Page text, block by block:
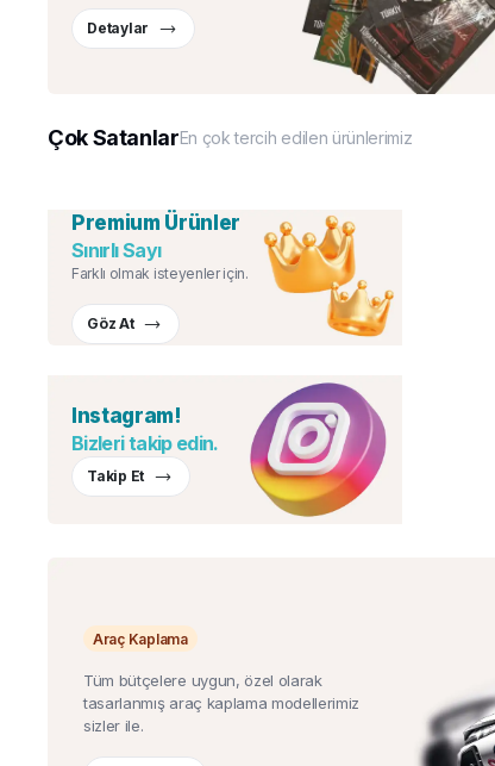
Detaylar
Çok SatanlarEn çok tercih edilen ürünlerimiz
Premium Ürünler
Sınırlı Sayı
Farklı olmak isteyenler için.
Göz At
Instagram!
Bizleri takip edin.
Takip Et
Araç Kaplama
Tüm bütçelere uygun, özel olarak
tasarlanmış araç kaplama modellerimiz
sizler ile.